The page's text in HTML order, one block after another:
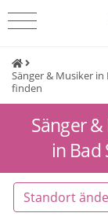
Sänger & Musiker in
finden
Sänger
in Bad
Standort